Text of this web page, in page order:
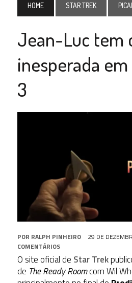
HOME STAR TREK
Jean-Luc tem
inesperada
3
POR RALPH PINHEIRO 29 DE
COMENTÁRIOS
O site oficial de Star Trek
de The Ready Roomcom Wil